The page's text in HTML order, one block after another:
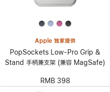
Apple 独家提供
PopSockets Low-Pro Grip &
Stand 手柄兼支架 (兼容 MagSafe)
RMB 398